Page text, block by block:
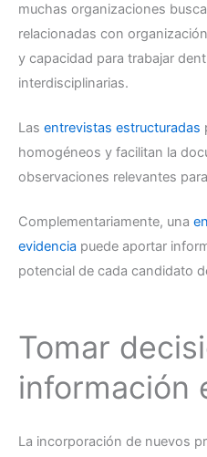
muchas organizaciones
relacionadas con
y capacidad para trabajar
interdisciplinarias.
Las entrevistas estructuradas
homogéneos y facilitan la
observaciones relevantes
Complementariamente, una
evidencia puede aportar
potencial de cada candidato
Tomar
información
La incorporación de nuevos